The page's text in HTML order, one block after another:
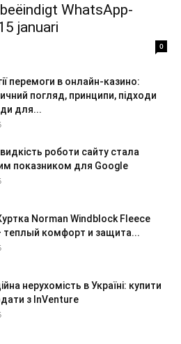
WhatsApp-
januari
0
перемоги в онлайн-казино:
погляд, принципи, підходи
для...
роботи сайту стала
показником для Google
Norman Windblock Fleece
теплый комфорт и защита...
нерухомість в Україні: купити
з InVenture